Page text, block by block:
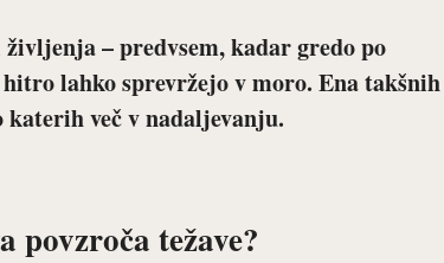
– predvsem, kadar gredo po
lahko sprevržejo v moro. Ena takšnih
katerih več v nadaljevanju.
povzroča težave?